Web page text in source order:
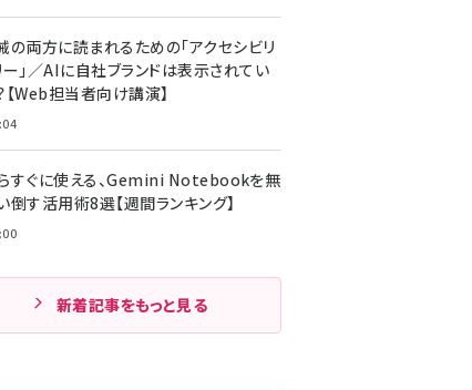
の両方に読まれるための「アクセシビリ
ー」／AIに自社ブランドは表示されてい
【Web担当者向け講演】
すぐに使える、Gemini Notebookを無
倒す活用術8選【週間ランキング】
新着記事をもっと見る